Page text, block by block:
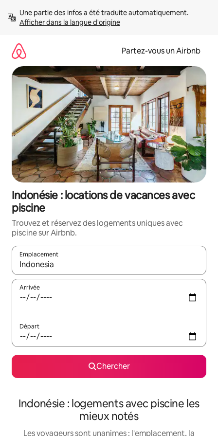
directement
Afficher dans la langue d'origine
Partez-vous un Airbnb
Indonésie : locations de vacances avec
piscine
Trouvez et réservez des logements uniques avec
piscine sur Airbnb.
Emplacement
Quand les résultats sont affichés, parcourez-les en utilisant
Arrivée
Départ
Chercher
Indonésie : logements avec piscine les
mieux notés
Les voyageurs sont unanimes : l'emplacement, la